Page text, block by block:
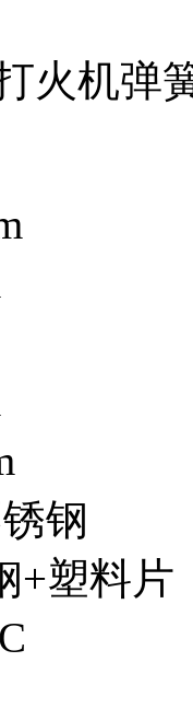
火机弹
钢
+塑料片